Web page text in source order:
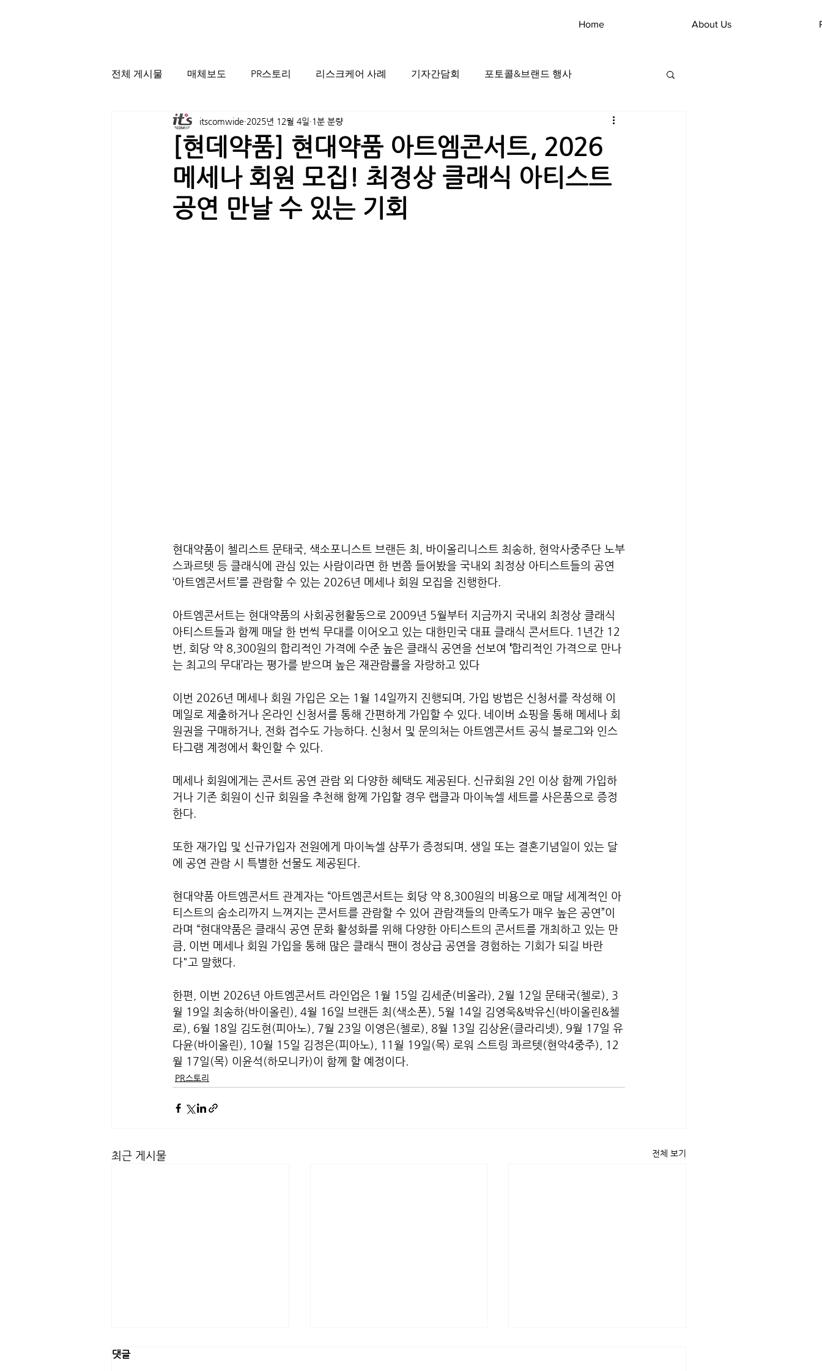
Home About Us
전체 게시물 매체보도 PR스토리 리스크케어 사례 기자간담회 포토콜&브랜드 행사
[현데약품] 현대약품 아트엠콘서트, 2026
메세나 회원 모집! 최정상 클래식 아티스트
공연 만날 수 있는 기회
itscomwide 2025년 12월 4일 1분 분량
현대약품이 첼리스트 문태국, 색소포니스트 브랜든 최, 바이올리니스트 최송하, 현악사중주단 노부
스콰르텟 등 클래식에 관심 있는 사람이라면 한 번쯤 들어봤을 국내외 최정상 아티스트들의 공연
‘아트엠콘서트’를 관람할 수 있는 2026년 메세나 회원 모집을 진행한다.
아트엠콘서트는 현대약품의 사회공헌활동으로 2009년 5월부터 지금까지 국내외 최정상 클래식
아티스트들과 함께 매달 한 번씩 무대를 이어오고 있는 대한민국 대표 클래식 콘서트다. 1년간 12
번, 회당 약 8,300원의 합리적인 가격에 수준 높은 클래식 공연을 선보여 ‘합리적인 가격으로 만나
는 최고의 무대’라는 평가를 받으며 높은 재관람률을 자랑하고 있다
이번 2026년 메세나 회원 가입은 오는 1월 14일까지 진행되며, 가입 방법은 신청서를 작성해 이
메일로 제출하거나 온라인 신청서를 통해 간편하게 가입할 수 있다. 네이버 쇼핑을 통해 메세나 회
원권을 구매하거나, 전화 접수도 가능하다. 신청서 및 문의처는 아트엠콘서트 공식 블로그와 인스
타그램 계정에서 확인할 수 있다.
메세나 회원에게는 콘서트 공연 관람 외 다양한 혜택도 제공된다. 신규회원 2인 이상 함께 가입하
거나 기존 회원이 신규 회원을 추천해 함께 가입할 경우 랩클과 마이녹셀 세트를 사은품으로 증정
한다.
또한 재가입 및 신규가입자 전원에게 마이녹셀 샴푸가 증정되며, 생일 또는 결혼기념일이 있는 달
에 공연 관람 시 특별한 선물도 제공된다.
현대약품 아트엠콘서트 관계자는 “아트엠콘서트는 회당 약 8,300원의 비용으로 매달 세계적인 아
티스트의 숨소리까지 느껴지는 콘서트를 관람할 수 있어 관람객들의 만족도가 매우 높은 공연”이
라며 “현대약품은 클래식 공연 문화 활성화를 위해 다양한 아티스트의 콘서트를 개최하고 있는 만
큼, 이번 메세나 회원 가입을 통해 많은 클래식 팬이 정상급 공연을 경험하는 기회가 되길 바란
다"고 말했다.
한편, 이번 2026년 아트엠콘서트 라인업은 ​1월 15일 김세준(비올라), 2월 12일 문태국(첼로), 3
월 19일 최송하(바이올린), 4월 16일 브랜든 최(색소폰), 5월 14일 김영욱&박유신(바이올린&첼
로), 6월 18일 김도현(피아노), 7월 23일 이영은(첼로), 8월 13일 김상윤(클라리넷), 9월 17일 유
다윤(바이올린), 10월 15일 김정은(피아노), 11월 19일(목) 로워 스트링 콰르텟(현악4중주), 12
월 17일(목) 이윤석(하모니카)이 함께 할 예정이다.
PR스토리
최근 게시물 전체 보기
댓글